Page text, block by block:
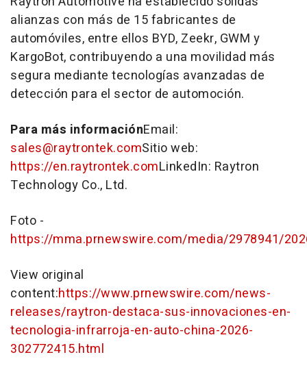
alianzas con más de 15 fabricantes de
automóviles, entre ellos BYD, Zeekr, GWM y
KargoBot, contribuyendo a una movilidad más
segura mediante tecnologías avanzadas de
detección para el sector de automoción.
Para más informaciónEmail:
sales@raytrontek.comSitio web:
https://en.raytrontek.comLinkedIn: Raytron
Technology Co., Ltd.
Foto -
https://mma.prnewswire.com/media/2978941/
View original
content:https://www.prnewswire.com/news-
releases/raytron-destaca-sus-innovaciones-en-
tecnologia-infrarroja-en-auto-china-2026-
302772415.html